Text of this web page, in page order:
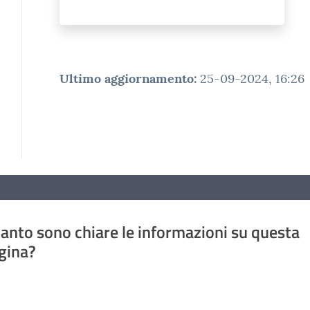
Ultimo aggiornamento: 25-09-2024, 16:26
sono chiare le informazioni su questa